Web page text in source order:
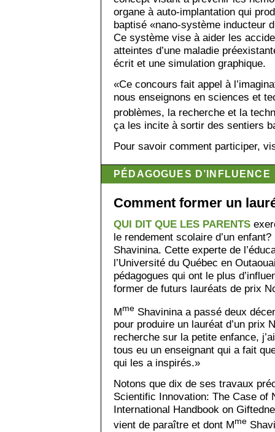
organe à auto-implantation qui
baptisé «nano-système inducteur
Ce système vise à aider les
atteintes d’une maladie
écrit et une simulation graphique.
«Ce concours fait appel à
nous enseignons en sciences et
problèmes, la recherche et la
ça les incite à sortir des sentiers
Pour savoir comment participer,
PÉDAGOGUES D’INFLUENCE
Comment former un
QUI DIT QUE LES PARENTS
le rendement scolaire d’un
Shavinina. Cette experte de
l’Université du Québec en
pédagogues qui ont le plus
former de futurs lauréats de prix
Mme Shavinina a passé deux
pour produire un lauréat d’un prix
recherche sur la petite enfance,
tous eu un enseignant qui a fait
qui les a inspirés.»
Notons que dix de ses travaux
Scientific Innovation: The Case of
International Handbook on
vient de paraître et dont Mme